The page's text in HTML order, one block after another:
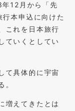
12月から「先
本申込に向けた
これを日本旅行
ていくとしてい
て具体的に宇宙
。
増えてきたとは